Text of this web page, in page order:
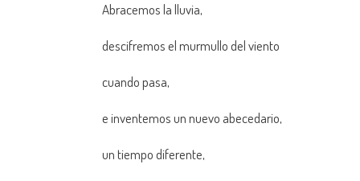
Abracemos la lluvia,
descifremos el murmullo del viento
cuando pasa,
e inventemos un nuevo abecedario,
un tiempo diferente,